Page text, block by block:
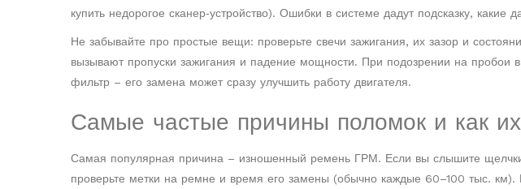
купить недорогое сканер‑устройство). Ошибки в системе дадут подсказку, какие
Не забывайте про простые вещи: проверьте свечи зажигания, их зазор и
вызывают пропуски зажигания и падение мощности. При подозрении на пробои
фильтр – его замена может сразу улучшить работу двигателя.
Самые частые причины поломок и как
Самая популярная причина – изношенный ремень ГРМ. Если вы слышите щелчки
проверьте метки на ремне и время его замены (обычно каждые 60–100 тыс.